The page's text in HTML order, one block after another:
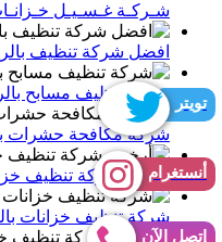
شـركـة غـسـيـل خـزانـات
افضل شركة تنظيف بالرياض 0539205789 عمالة مدربة معتمده
شركة تنظيف مسابح
شركة مكافحة حشرات بالرياض 0539205789 افضل انواع
أرخص شركة تنظيف
شركة تنظيف خزانات
إتصل الآن
أنستغرام
تويتر